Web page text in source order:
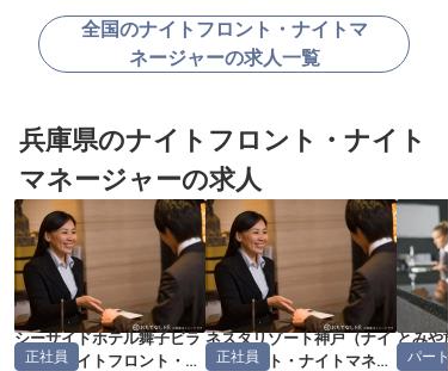
全国のナイトフロント・ナイトマ
ネージャーの求人一覧
兵庫県のナイトフロント・ナイト
マネージャーの求人
シーサイドホテル舞子ビラ
神戸（ナイトフロント・ナ
正社員
ネスタリゾート神戸（ナイ
トフロント・ナイトマネー
正社員
とみや
ト・
パー